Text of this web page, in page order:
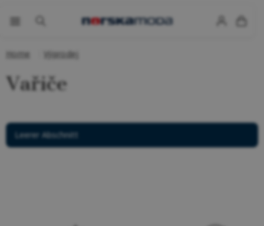
Home Výprodej
Vařiče
Leerer Abschnitt